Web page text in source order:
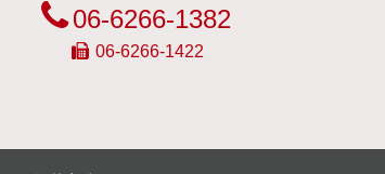
06-6266-1382
06-6266-1422